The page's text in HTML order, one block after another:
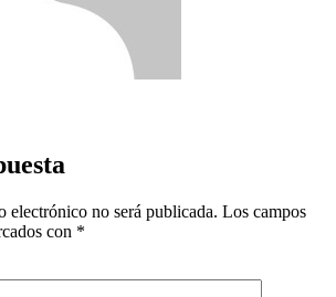
electrónico no será publicada. Los campos
con *